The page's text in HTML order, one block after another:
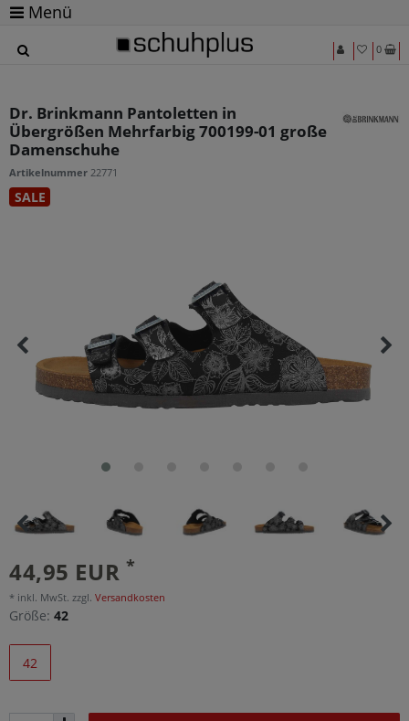
Menü
0
Dr. Brinkmann Pantoletten in
Übergrößen Mehrfarbig 700199-01 große
Damenschuhe
Artikelnummer 22771
SALE
44,95 EUR *
* inkl. MwSt. zzgl. Versandkosten
Größe: 42
42